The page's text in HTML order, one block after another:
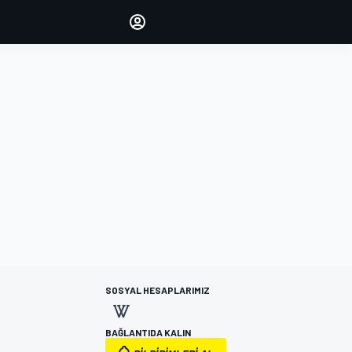
SOSYAL HESAPLARIMIZ
BAĞLANTIDA KALIN